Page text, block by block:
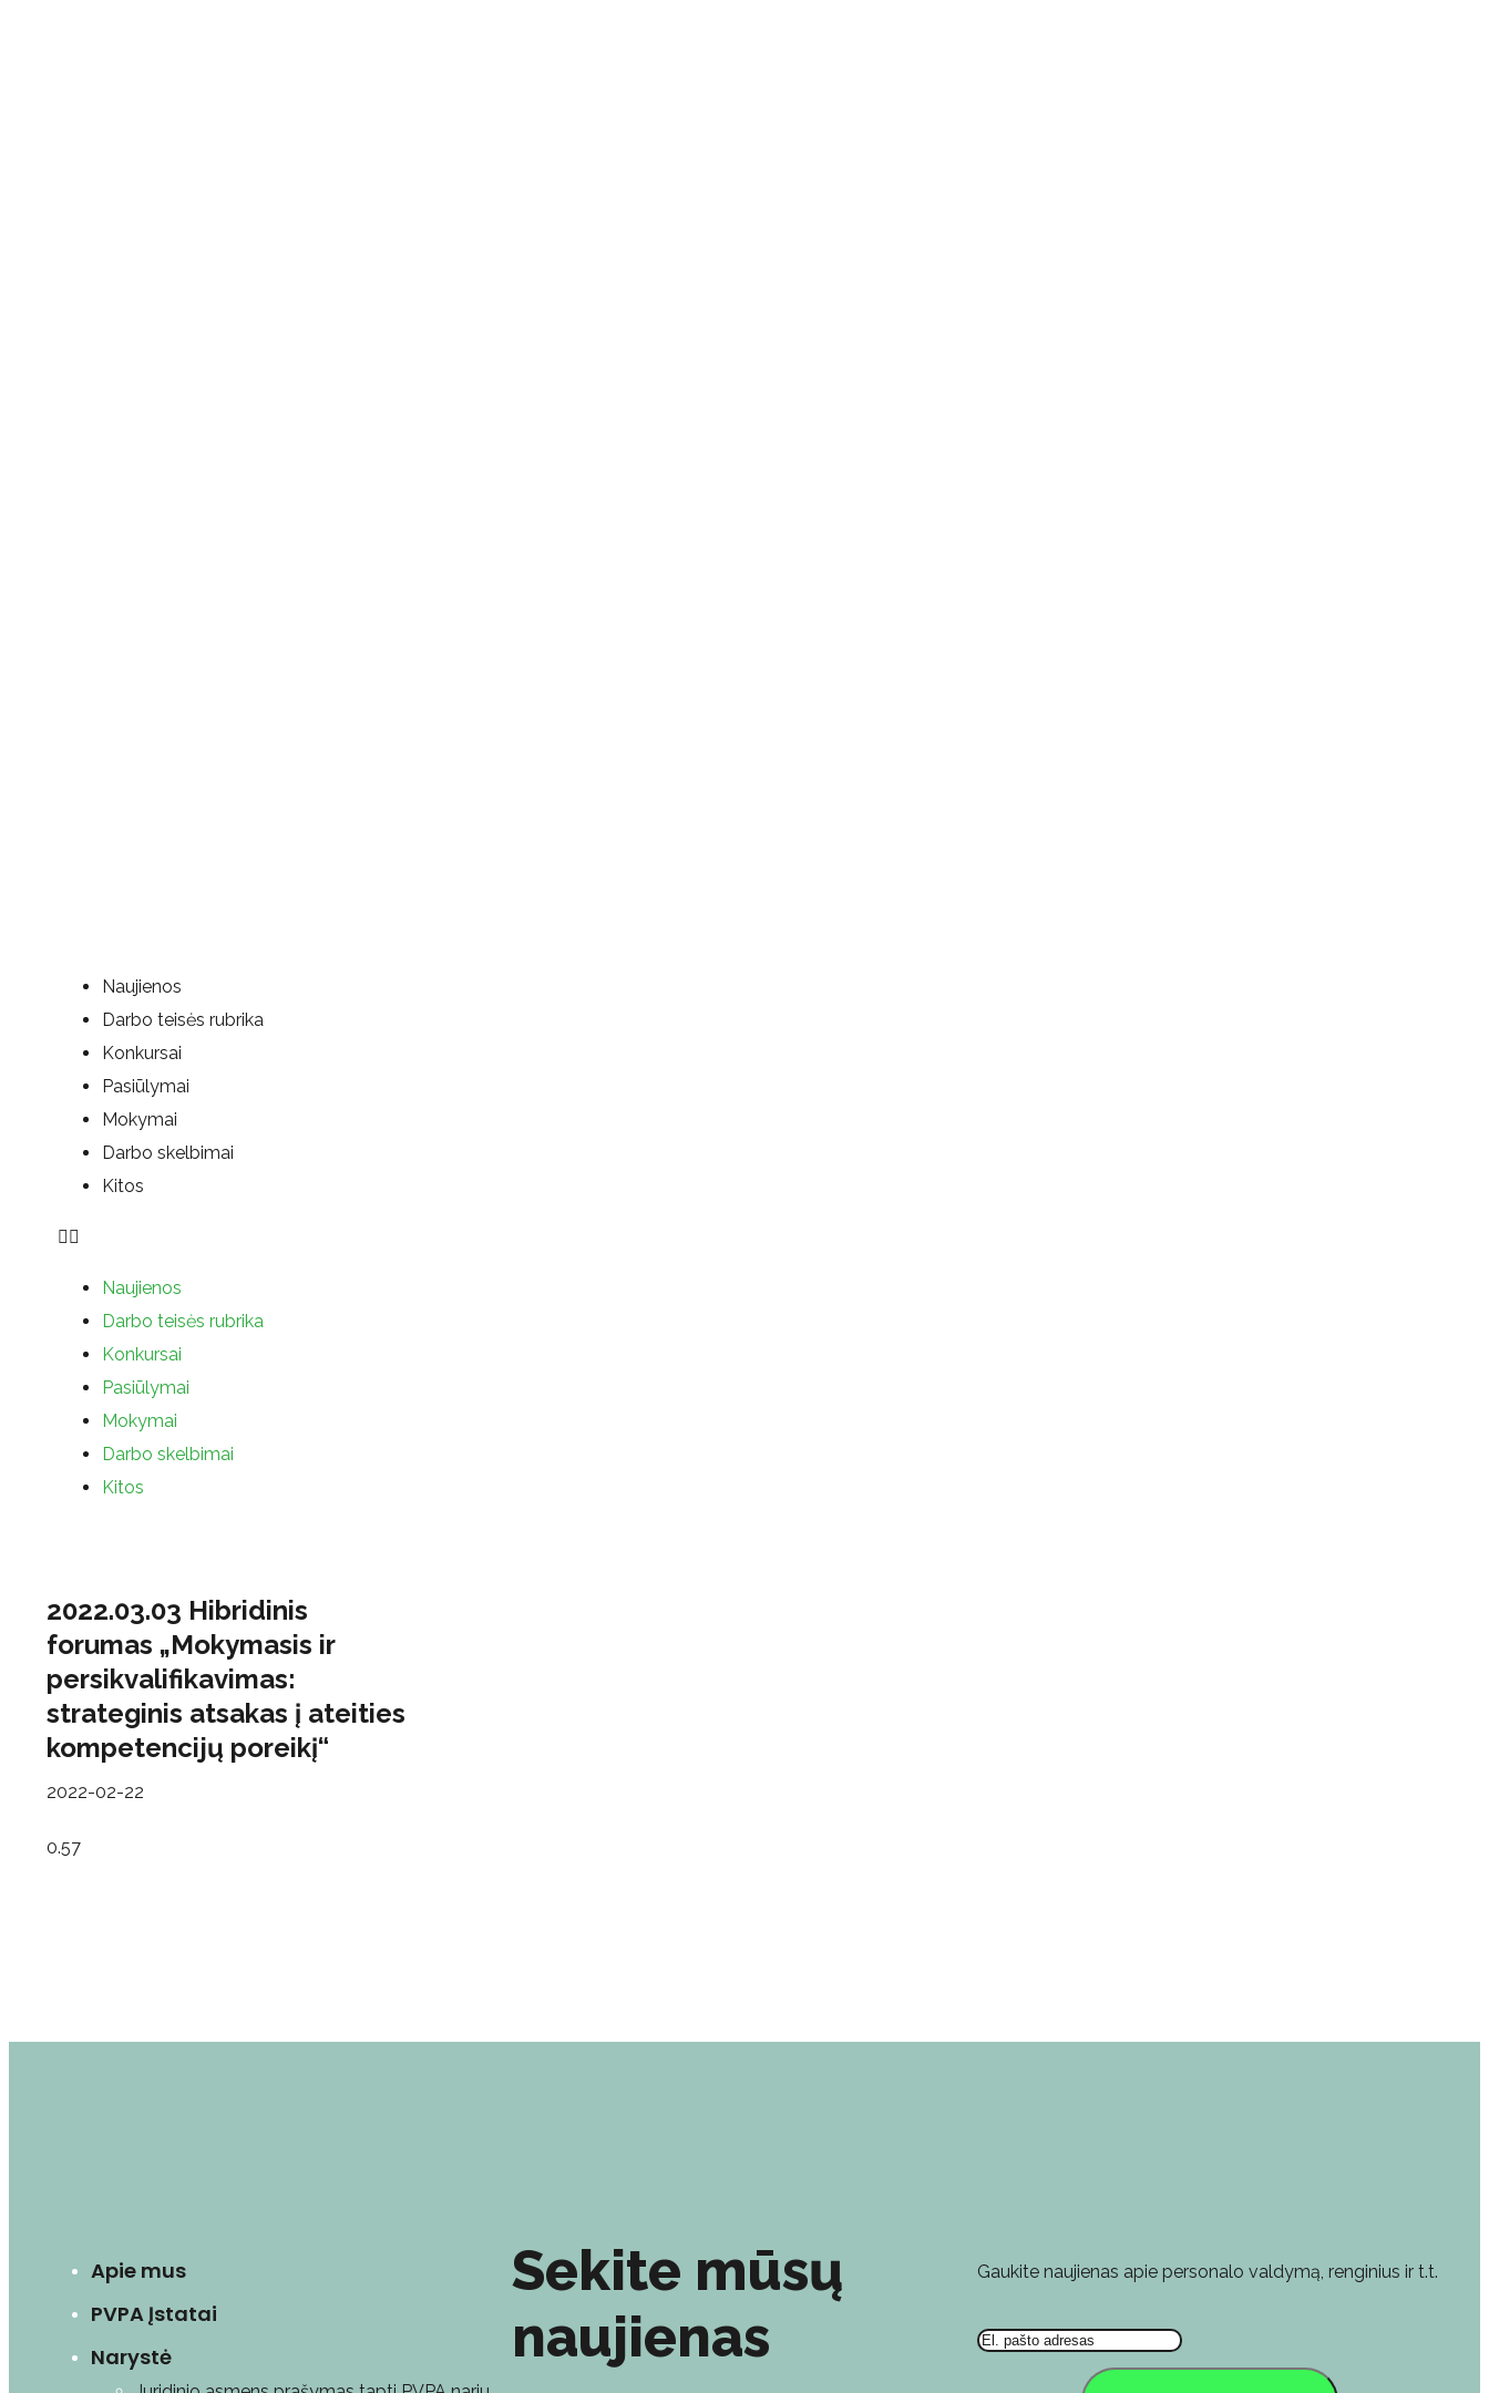
Naujienos
Darbo teisės rubrika
Konkursai
Pasiūlymai
Mokymai
Darbo skelbimai
Kitos
Naujienos
Darbo teisės rubrika
Konkursai
Pasiūlymai
Mokymai
Darbo skelbimai
Kitos
2022.03.03 Hibridinis
forumas „Mokymasis ir
persikvalifikavimas:
strateginis atsakas į ateities
kompetencijų poreikį“
2022-02-22
Apie mus
PVPA Įstatai
Narystė
Sekite mūsų
naujienas
Gaukite naujienas apie personalo valdymą, renginius ir t.t.